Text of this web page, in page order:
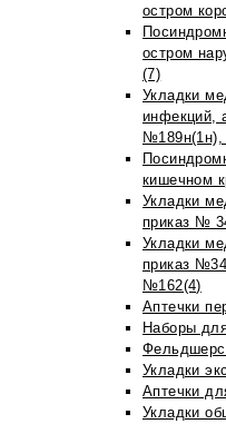
остром
остром
(7)
Укладки
инфекций,
№189н(1н),
кишечном
Укладки
приказ №
Укладки
приказ
№162(4)
Аптечки
Наборы
Укладки
Аптечки
Укладки